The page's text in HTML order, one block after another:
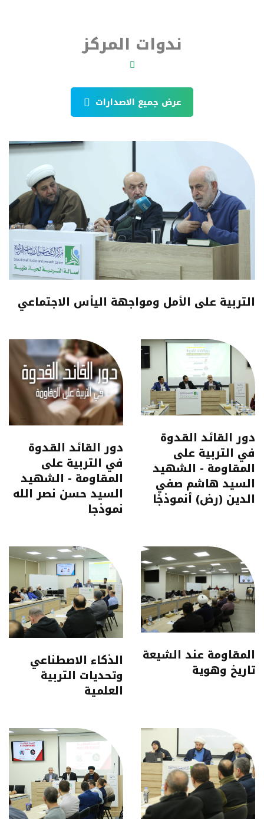
ندوات المركز
عرض جميع الاصدارات
التربية على الأمل ومواجهة اليأس الاجتماعي
دور القائد القدوة
في التربية على
المقاومة - الشهيد
السيد هاشم صفي
الدين (رض) أنموذجًا
دور القائد القدوة
في التربية على
المقاومة - الشهيد
السيد حسن نصر الله
نموذجا
المقاومة عند الشيعة
تاريخ وهوية الذكاء الاصطناعي
وتحديات التربية
العلمية